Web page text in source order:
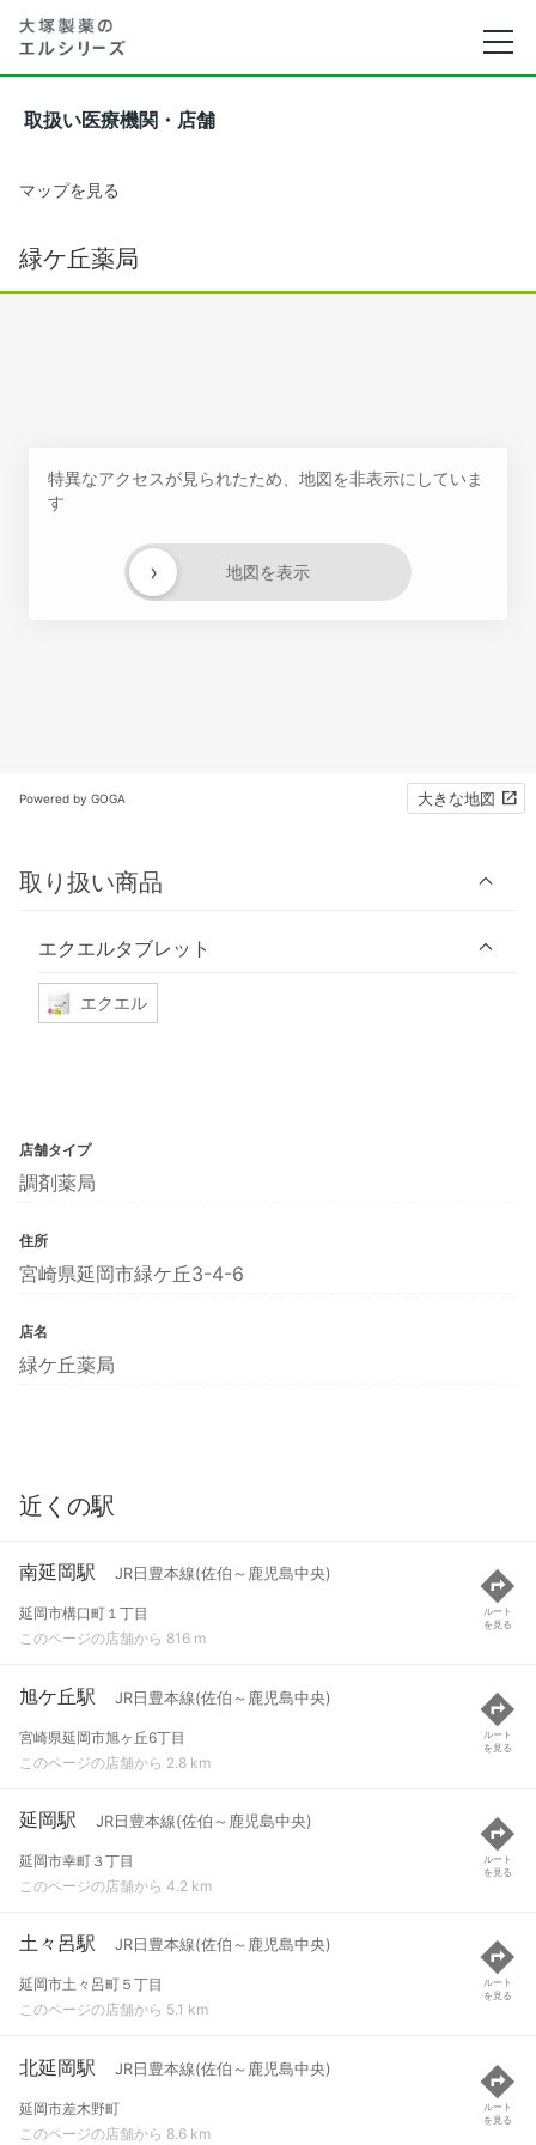
取扱い医療機関・店舗
マップを見る
緑ケ丘薬局
特異なアクセスが見られたため、地図を非表示にしていま
す
地図を表示
›
Powered by GOGA 大きな地図
取り扱い商品
エクエルタブレット
エクエル
店舗タイプ
調剤薬局
住所
宮崎県延岡市緑ケ丘3-4-6
店名
緑ケ丘薬局
近くの駅
南延岡駅 JR日豊本線(佐伯～鹿児島中央)
延岡市構口町１丁目
このページの店舗から 816 m
ルート
を見る
旭ケ丘駅 JR日豊本線(佐伯～鹿児島中央)
宮崎県延岡市旭ヶ丘6丁目
このページの店舗から 2.8 km
ルート
を見る
延岡駅 JR日豊本線(佐伯～鹿児島中央)
延岡市幸町３丁目
このページの店舗から 4.2 km
ルート
を見る
土々呂駅 JR日豊本線(佐伯～鹿児島中央)
延岡市土々呂町５丁目
このページの店舗から 5.1 km
ルート
を見る
北延岡駅 JR日豊本線(佐伯～鹿児島中央)
延岡市差木野町
このページの店舗から 8.6 km
ルート
を見る